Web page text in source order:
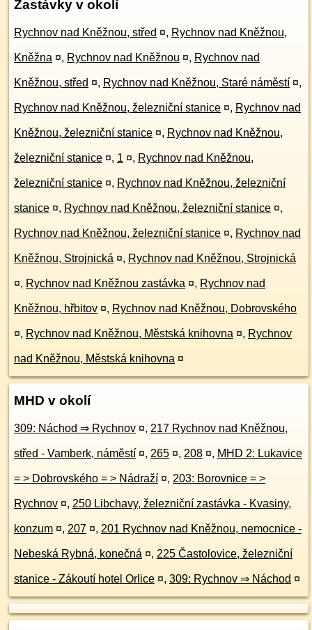
Zastávky v okolí
Rychnov nad Kněžnou, střed ¤, Rychnov nad Kněžnou,
Kněžna ¤, Rychnov nad Kněžnou ¤, Rychnov nad
Kněžnou, střed ¤, Rychnov nad Kněžnou, Staré náměstí ¤,
Rychnov nad Kněžnou, železniční stanice ¤, Rychnov nad
Kněžnou, železniční stanice ¤, Rychnov nad Kněžnou,
železniční stanice ¤, 1 ¤, Rychnov nad Kněžnou,
železniční stanice ¤, Rychnov nad Kněžnou, železniční
stanice ¤, Rychnov nad Kněžnou, železniční stanice ¤,
Rychnov nad Kněžnou, železniční stanice ¤, Rychnov nad
Kněžnou, Strojnická ¤, Rychnov nad Kněžnou, Strojnická
¤, Rychnov nad Kněžnou zastávka ¤, Rychnov nad
Kněžnou, hřbitov ¤, Rychnov nad Kněžnou, Dobrovského
¤, Rychnov nad Kněžnou, Městská knihovna ¤, Rychnov
nad Kněžnou, Městská knihovna ¤
MHD v okolí
309: Náchod ⇒ Rychnov ¤, 217 Rychnov nad Kněžnou,
střed - Vamberk, náměstí ¤, 265 ¤, 208 ¤, MHD 2: Lukavice
= > Dobrovského = > Nádraží ¤, 203: Borovnice = >
Rychnov ¤, 250 Libchavy, železniční zastávka - Kvasiny,
konzum ¤, 207 ¤, 201 Rychnov nad Kněžnou, nemocnice -
Nebeská Rybná, konečná ¤, 225 Častolovice, železniční
stanice - Zákoutí hotel Orlice ¤, 309: Rychnov ⇒ Náchod ¤